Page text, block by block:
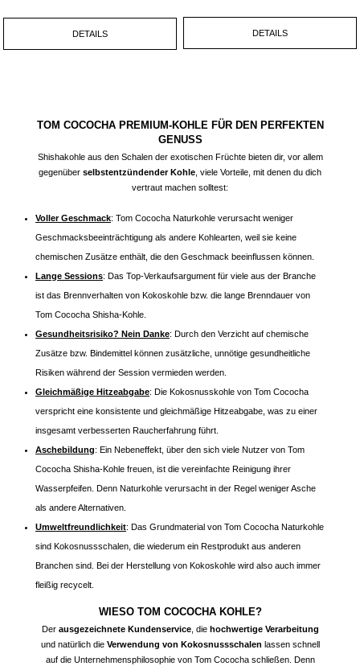
DETAILS DETAILS
TOM COCOCHA PREMIUM-KOHLE FÜR DEN PERFEKTEN
GENUSS
Shishakohle aus den Schalen der exotischen Früchte bieten dir, vor allem
gegenüber selbstentzündender Kohle , viele Vorteile, mit denen du dich
vertraut machen solltest:
Voller Geschmack: Tom Cococha Naturkohle verursacht weniger
Geschmacksbeeinträchtigung als andere Kohlearten, weil sie keine
chemischen Zusätze enthält, die den Geschmack beeinflussen können.
Lange Sessions: Das Top-Verkaufsargument für viele aus der Branche
ist das Brennverhalten von Kokoskohle bzw. die lange Brenndauer von
Tom Cococha Shisha-Kohle.
Gesundheitsrisiko? Nein Danke: Durch den Verzicht auf chemische
Zusätze bzw. Bindemittel können zusätzliche, unnötige gesundheitliche
Risiken während der Session vermieden werden.
Gleichmäßige Hitzeabgabe: Die Kokosnusskohle von Tom Cococha
verspricht eine konsistente und gleichmäßige Hitzeabgabe, was zu einer
insgesamt verbesserten Raucherfahrung führt.
Aschebildung: Ein Nebeneffekt, über den sich viele Nutzer von Tom
Cococha Shisha-Kohle freuen, ist die vereinfachte Reinigung ihrer
Wasserpfeifen. Denn Naturkohle verursacht in der Regel weniger Asche
als andere Alternativen.
Umweltfreundlichkeit: Das Grundmaterial von Tom Cococha Naturkohle
sind Kokosnussschalen, die wiederum ein Restprodukt aus anderen
Branchen sind. Bei der Herstellung von Kokoskohle wird also auch immer
fleißig recycelt.
WIESO TOM COCOCHA KOHLE?
Der ausgezeichnete Kundenservice, die hochwertige Verarbeitung
und natürlich die Verwendung von Kokosnussschalen lassen schnell
auf die Unternehmensphilosophie von Tom Cococha schließen. Denn